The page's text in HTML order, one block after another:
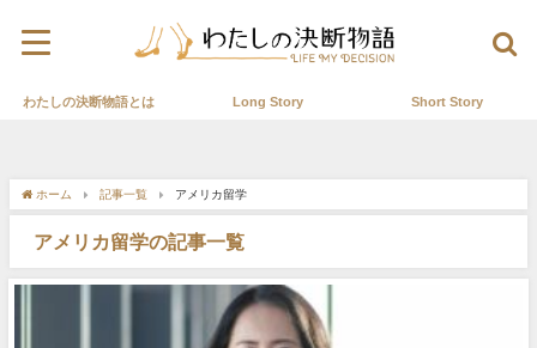
わたしの決断物語とは Long Story Short Story
ホーム 記事一覧 アメリカ留学
アメリカ留学の記事一覧